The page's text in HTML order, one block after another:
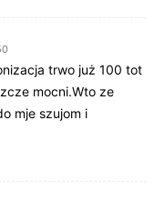
trwo już 100 tot
mocni.Wto ze
mje szujom i